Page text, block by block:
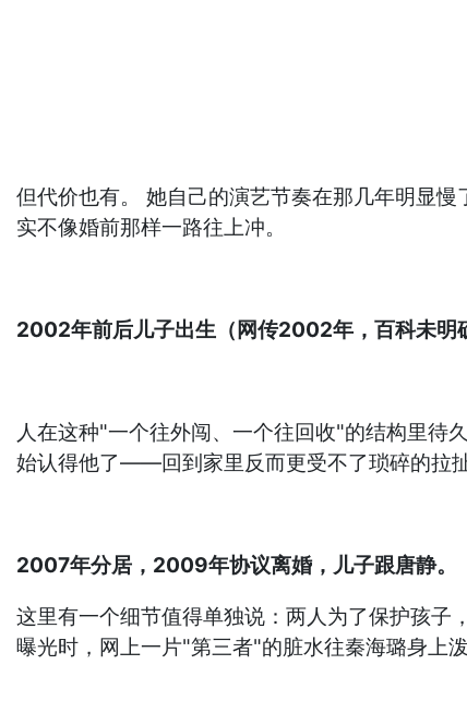
但代价也有。 她自己的演艺节奏在那几年明显
实不像婚前那样一路往上冲。
2002年前后儿子出生（网传2002年，百科未明
人在这种"一个往外闯、一个往回收"的结构里
始认得他了——回到家里反而更受不了琐碎的拉
2007年分居，2009年协议离婚，儿子跟唐静。
这里有一个细节值得单独说：两人为了保护孩
曝光时，网上一片"第三者"的脏水往秦海璐身上